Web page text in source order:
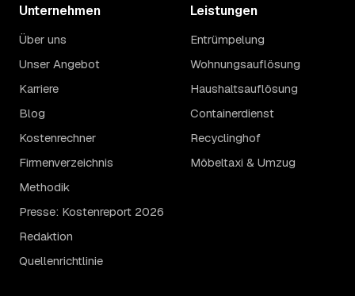
Unternehmen
Über uns
Unser Angebot
Karriere
Blog
Kostenrechner
Firmenverzeichnis
Methodik
Presse: Kostenreport 2026
Redaktion
Quellenrichtlinie
Leistungen
Entrümpelung
Wohnungsauflösung
Haushaltsauflösung
Containerdienst
Recyclinghof
Möbeltaxi & Umzug